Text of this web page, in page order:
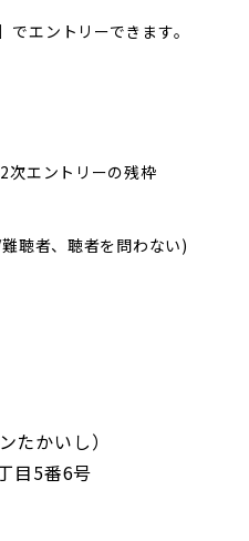
エントリーできます。
次エントリーの残枠
聴者、聴者を問わない)
たかいし）
目5番6号